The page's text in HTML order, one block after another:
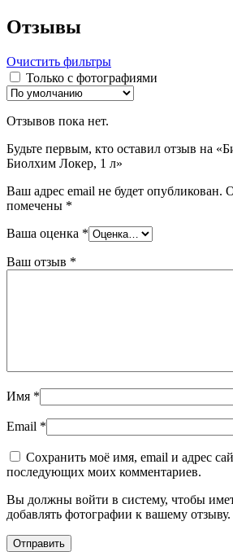
Отзывы
Очистить фильтры
Только с фотографиями
Отзывов пока нет.
Будьте первым, кто оставил отзыв на
Биолхим Локер, 1 л»
Ваш адрес email не будет опубликован.
помечены *
Ваша оценка *
Ваш отзыв *
Имя *
Email *
Сохранить моё имя, email и адрес
последующих моих комментариев.
Вы должны войти в систему, чтобы
добавлять фотографии к вашему отзыву.